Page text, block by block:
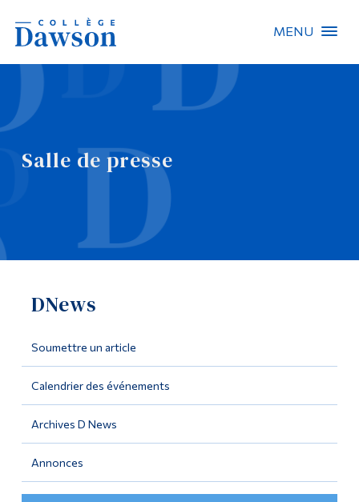
MENU
Salle de presse
DNews
Soumettre un article
Calendrier des événements
Archives D News
Annonces
Recherche sur le site
Recherche de personnes
EN
Omnivox
Outils
Programmes